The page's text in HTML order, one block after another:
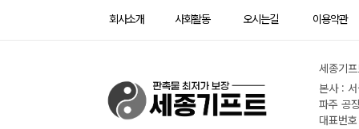
회사소개 사회활동 오시는길 이용약관
세종기
본사 :
파주 공
대표번